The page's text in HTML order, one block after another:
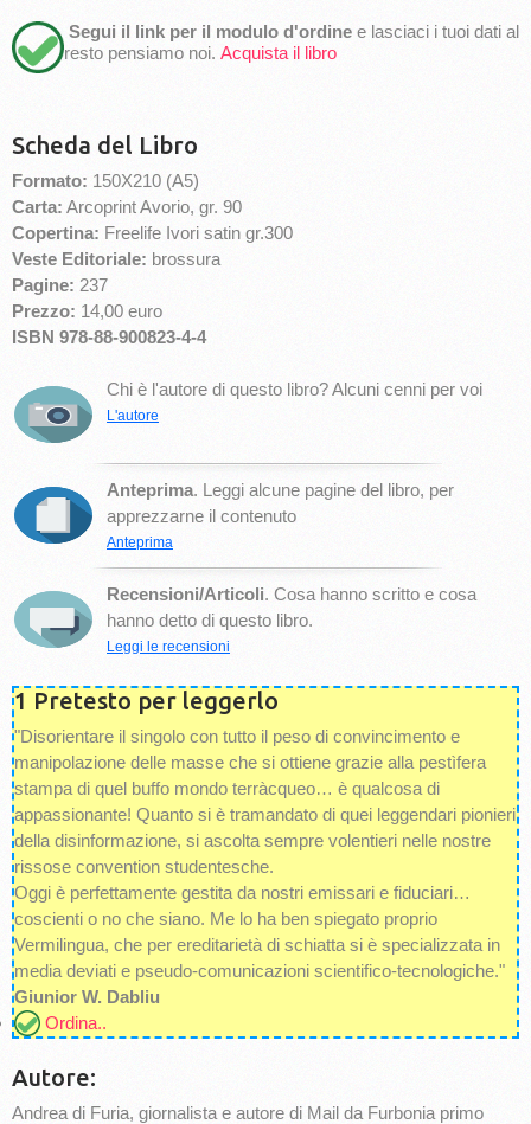
Segui il link per il modulo d'ordine e lasciaci i tuoi dati al
resto pensiamo noi. Acquista il libro
Scheda del Libro
Formato: 150X210 (A5)
Carta: Arcoprint Avorio, gr. 90
Copertina: Freelife Ivori satin gr.300
Veste Editoriale: brossura
Pagine: 237
Prezzo: 14,00 euro
ISBN 978-88-900823-4-4
Chi è l'autore di questo libro? Alcuni cenni per voi
L'autore
Anteprima. Leggi alcune pagine del libro, per
apprezzarne il contenuto
Anteprima
Recensioni/Articoli. Cosa hanno scritto e cosa
hanno detto di questo libro.
Leggi le recensioni
1 Pretesto per leggerlo
"Disorientare il singolo con tutto il peso di convincimento e
manipolazione delle masse che si ottiene grazie alla pestìfera
stampa di quel buffo mondo terràcqueo… è qualcosa di
appassionante! Quanto si è tramandato di quei leggendari pionieri
della disinformazione, si ascolta sempre volentieri nelle nostre
rissose convention studentesche.
Oggi è perfettamente gestita da nostri emissari e fiduciari…
coscienti o no che siano. Me lo ha ben spiegato proprio
Vermilingua, che per ereditarietà di schiatta si è specializzata in
media deviati e pseudo-comunicazioni scientifico-tecnologiche."
Giunior W. Dabliu
Ordina..
Autore:
Andrea di Furia, giornalista e autore di Mail da Furbonia primo